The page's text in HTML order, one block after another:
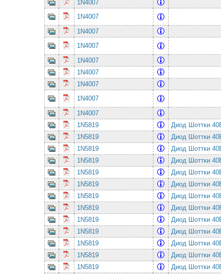
1N4007
1N4007
1N4007
1N4007
1N4007
1N4007
1N4007
1N4007
1N4007
1N5819
Диод Шоттки
1N5819
Диод Шоттки
1N5819
Диод Шоттки
1N5819
Диод Шоттки
1N5819
Диод Шоттки
1N5819
Диод Шоттки
1N5819
Диод Шоттки
1N5819
Диод Шоттки
1N5819
Диод Шоттки
1N5819
Диод Шоттки
1N5819
Диод Шоттки
1N5819
Диод Шоттки
1N5819
Диод Шоттки